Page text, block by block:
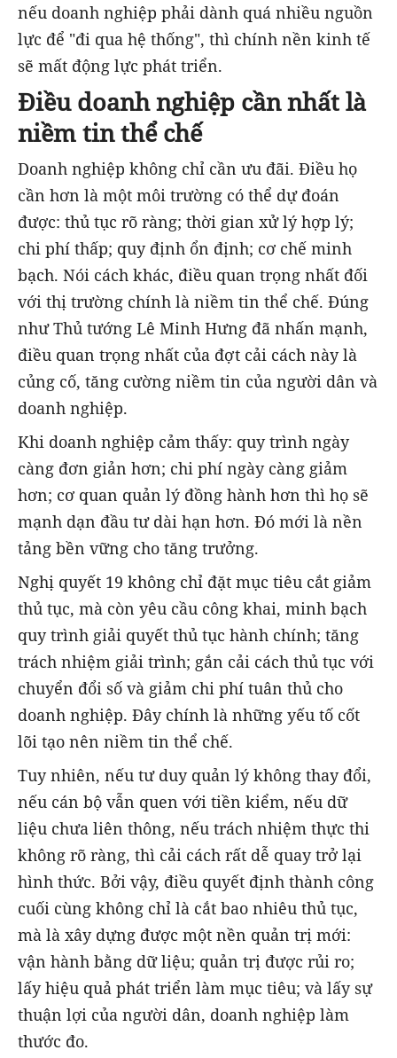
nếu doanh nghiệp phải dành quá nhiều nguồn
lực để "đi qua hệ thống", thì chính nền kinh tế
sẽ mất động lực phát triển.
Điều doanh nghiệp cần nhất là
niềm tin thể chế
Doanh nghiệp không chỉ cần ưu đãi. Điều họ
cần hơn là một môi trường có thể dự đoán
được: thủ tục rõ ràng; thời gian xử lý hợp lý;
chi phí thấp; quy định ổn định; cơ chế minh
bạch. Nói cách khác, điều quan trọng nhất đối
với thị trường chính là niềm tin thể chế. Đúng
như Thủ tướng Lê Minh Hưng đã nhấn mạnh,
điều quan trọng nhất của đợt cải cách này là
củng cố, tăng cường niềm tin của người dân và
doanh nghiệp.
Khi doanh nghiệp cảm thấy: quy trình ngày
càng đơn giản hơn; chi phí ngày càng giảm
hơn; cơ quan quản lý đồng hành hơn thì họ sẽ
mạnh dạn đầu tư dài hạn hơn. Đó mới là nền
tảng bền vững cho tăng trưởng.
Nghị quyết 19 không chỉ đặt mục tiêu cắt giảm
thủ tục, mà còn yêu cầu công khai, minh bạch
quy trình giải quyết thủ tục hành chính; tăng
trách nhiệm giải trình; gắn cải cách thủ tục với
chuyển đổi số và giảm chi phí tuân thủ cho
doanh nghiệp. Đây chính là những yếu tố cốt
lõi tạo nên niềm tin thể chế.
Tuy nhiên, nếu tư duy quản lý không thay đổi,
nếu cán bộ vẫn quen với tiền kiểm, nếu dữ
liệu chưa liên thông, nếu trách nhiệm thực thi
không rõ ràng, thì cải cách rất dễ quay trở lại
hình thức. Bởi vậy, điều quyết định thành công
cuối cùng không chỉ là cắt bao nhiêu thủ tục,
mà là xây dựng được một nền quản trị mới:
vận hành bằng dữ liệu; quản trị được rủi ro;
lấy hiệu quả phát triển làm mục tiêu; và lấy sự
thuận lợi của người dân, doanh nghiệp làm
thước đo.